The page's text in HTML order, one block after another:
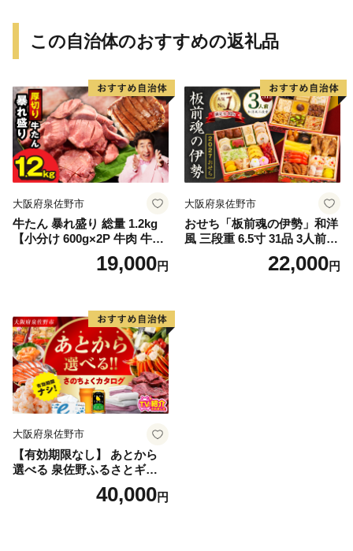
この自治体のおすすめの返礼品
大阪府泉佐野市
牛たん 暴れ盛り 総量 1.2kg
【小分け 600g×2P 牛肉 牛タ
ン 牛たん 厚切り牛タン 焼肉
BBQ キャンプ 焼くだけ 簡単
19,000円
大阪府泉佐野市
おせち「板前魂の伊勢」和洋
風 三段重 6.5寸 31品 3人前
【1位獲得 おせち料理 板前魂
贅沢おせち お節 惣菜 冷凍 先
22,000円
大阪府泉佐野市
【有効期限なし】 あとから
選べる 泉佐野ふるさとギフ
ト（寄附40,000円コース）
【4000品以上掲載 高評価 カ
40,000円